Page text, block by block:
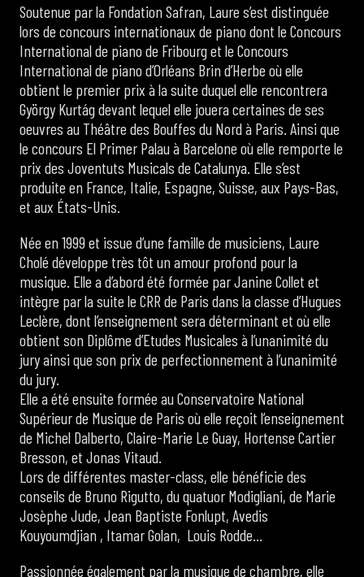
Soutenue par la Fondation Safran, Laure s’est distinguée
lors de concours internationaux de piano dont le Concours
International de piano de Fribourg et le Concours
International de piano d’Orléans Brin d’Herbe où elle
obtient le premier prix à la suite duquel elle rencontrera
György Kurtág devant lequel elle jouera certaines de ses
oeuvres au Théâtre des Bouffes du Nord à Paris. Ainsi que
le concours El Primer Palau à Barcelone où elle remporte le
prix des Joventuts Musicals de Catalunya. Elle s’est
produite en France, Italie, Espagne, Suisse, aux Pays-Bas,
et aux États-Unis.
Née en 1999 et issue d’une famille de musiciens, Laure
Cholé développe très tôt un amour profond pour la
musique. Elle a d’abord été formée par Janine Collet et
intègre par la suite le CRR de Paris dans la classe d’Hugues
Leclère, dont l’enseignement sera déterminant et où elle
obtient son Diplôme d’Etudes Musicales à l’unanimité du
jury ainsi que son prix de perfectionnement à l’unanimité
du jury.
Elle a été ensuite formée au Conservatoire National
Supérieur de Musique de Paris où elle reçoit l’enseignement
de Michel Dalberto, Claire-Marie Le Guay, Hortense Cartier
Bresson, et Jonas Vitaud.
Lors de différentes master-class, elle bénéficie des
conseils de Bruno Rigutto, du quatuor Modigliani, de Marie
Josèphe Jude, Jean Baptiste Fonlupt, Avedis
Kouyoumdjian , Itamar Golan, Louis Rodde…
Passionnée également par la musique de chambre, elle